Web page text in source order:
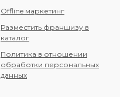
Offline маркетинг
Разместить франшизу в
каталог
Политика в отношении
обработки персональных
данных